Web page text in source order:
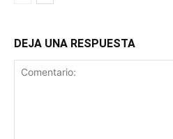
DEJA UNA RESPUESTA